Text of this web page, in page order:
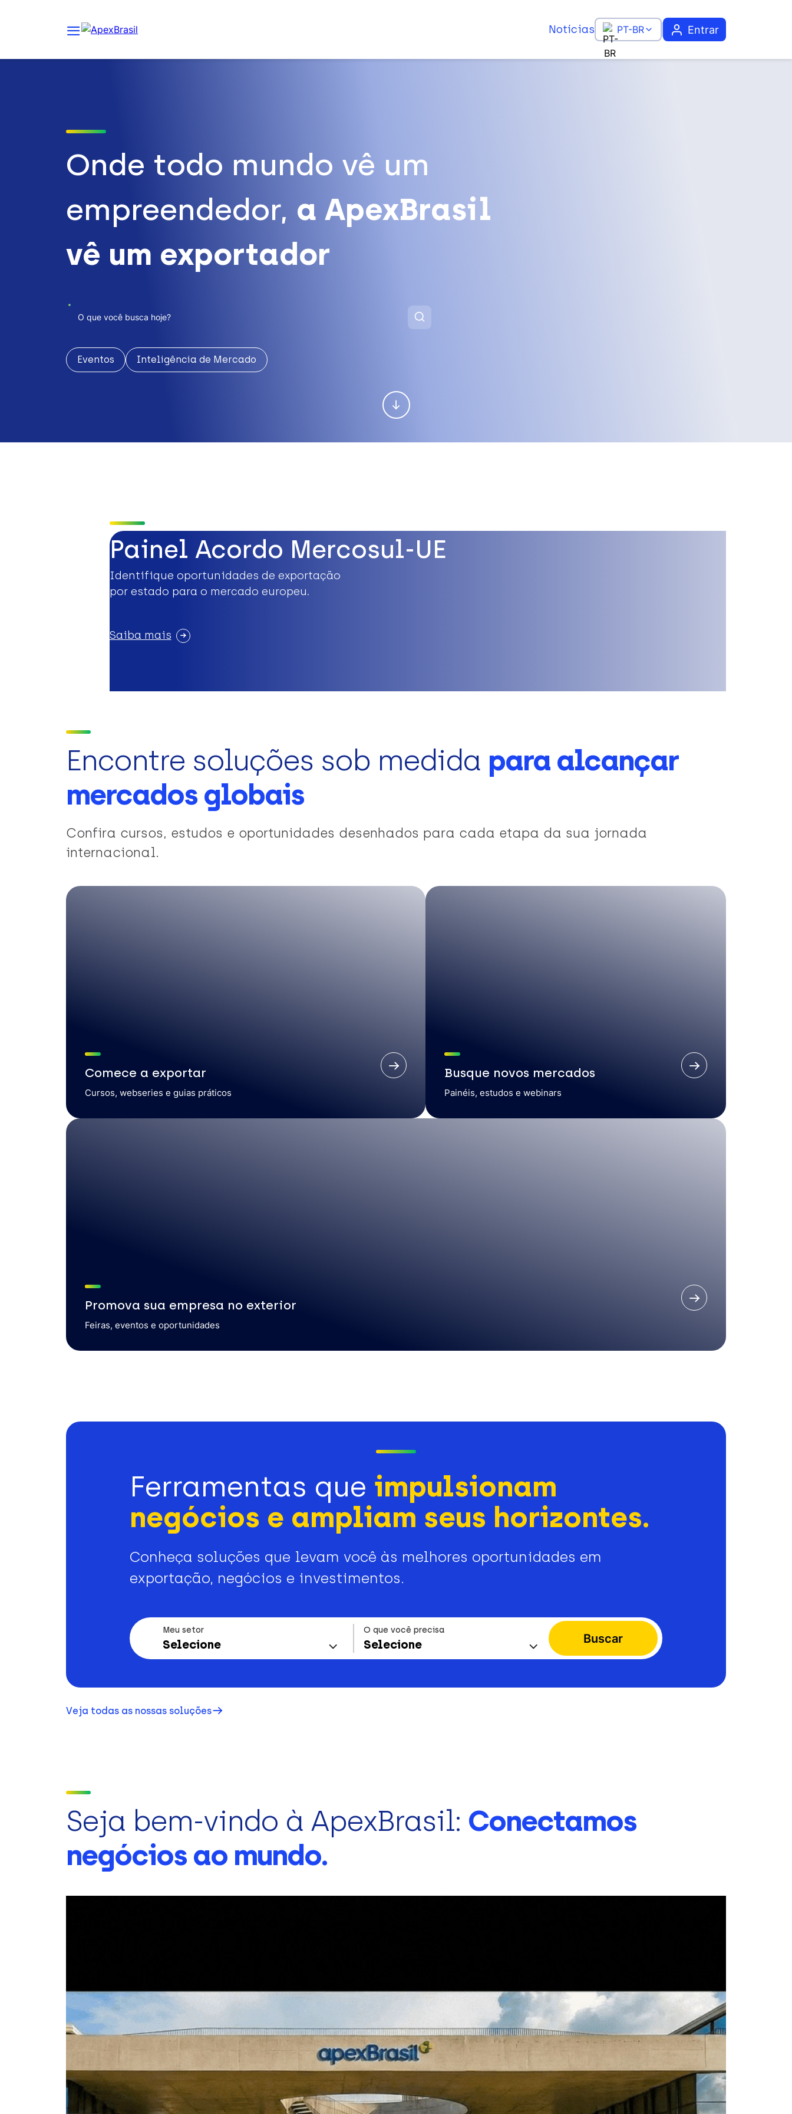
Notícias PT-BR Entrar
Onde todo mundo vê um
empreendedor, a ApexBrasil
vê um exportador
Eventos Inteligência de Mercado
Painel Acordo Mercosul-UE
Identifique oportunidades de exportação
por estado para o mercado europeu.
Saiba mais
Encontre soluções sob medida para alcançar
mercados globais
Confira cursos, estudos e oportunidades desenhados para cada etapa da sua jornada
internacional.
Comece a exportar
Cursos, webseries e guias práticos
Busque novos mercados
Painéis, estudos e webinars
Promova sua empresa no exterior
Feiras, eventos e oportunidades
Ferramentas que impulsionam
negócios e ampliam seus horizontes.
Conheça soluções que levam você às melhores oportunidades em
exportação, negócios e investimentos.
Meu setor
Selecione
O que você precisa
Selecione Buscar
Veja todas as nossas soluções
Seja bem-vindo à ApexBrasil: Conectamos
negócios ao mundo.